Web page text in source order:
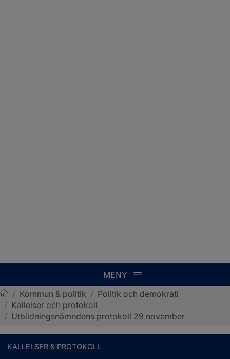
MENY
Sotenäs kommun
/ Kommun & politik / Politik och demokrati
/ Kallelser och protokoll
/ Utbildningsnämndens protokoll 29 november
KALLELSER & PROTOKOLL